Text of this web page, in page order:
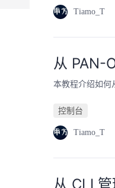
Tiamo_T
从 PAN-
本教程介绍如何
控制台
Tiamo_T
从 CLI